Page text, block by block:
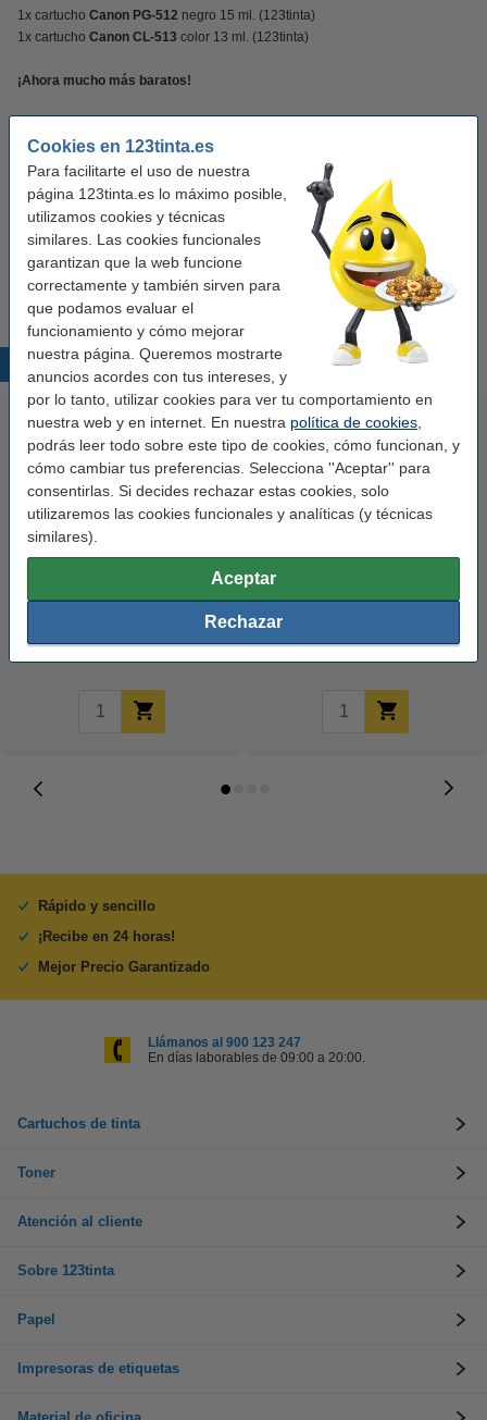
Cookies en 123tinta.es
Para facilitarte el uso de nuestra
página 123tinta.es lo máximo posible,
utilizamos cookies y técnicas
similares. Las cookies funcionales
garantizan que la web funcione
correctamente y también sirven para
que podamos evaluar el
funcionamiento y cómo mejorar
nuestra página. Queremos mostrarte
anuncios acordes con tus intereses, y
por lo tanto, utilizar cookies para ver tu comportamiento en
nuestra web y en internet. En nuestra política de cookies
podrás leer todo sobre este tipo de cookies, cómo funcionan, y
cómo cambiar tus preferencias. Selecciona ''Aceptar'' para
consentirlas. Si decides rechazar estas cookies, solo
utilizaremos las cookies funcionales y analíticas (y técnicas
similares).
Aceptar
Rechazar
1x cartucho Canon PG-512 negro 15 ml. (123tinta)
1x cartucho Canon CL-513 color 13 ml. (123tinta)
¡Ahora mucho más baratos!
Características
Color: negro y color
Modelo: Doublepack
Productos destacados
Canon PG-512 cartucho de tinta
16,50 € Incl. 21% IVA 31,50 € Incl. 21% IVA
Rápido y sencillo
¡Recibe en 24 horas!
Mejor Precio Garantizado
Llámanos al 900 123 247
En días laborables de 09:00 a 20:00.
Cartuchos de tinta
Toner
Atención al cliente
Sobre 123tinta
Papel
Impresoras de etiquetas